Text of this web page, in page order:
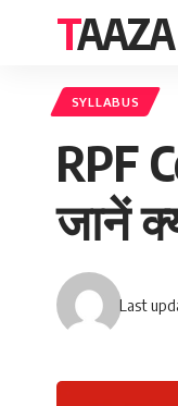
SYLLABUS
RPF
जानें
Last